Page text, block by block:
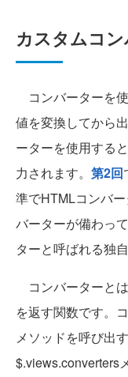
カスタムコ
コンバーターを
値を変換してから
ーターを使用する
力されます。 第2回
準でHTMLコンバ
バーターが備わっ
ターと呼ばれる独
コンバーターと
を返す関数です。
メソッドを呼び出
$.views.converters